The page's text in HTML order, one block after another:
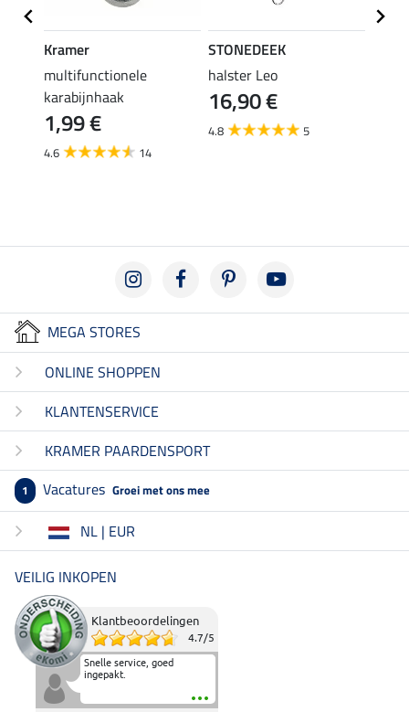
Kramer
multifunctionele
karabijnhaak
1,99 €
4.6 14
STONEDEEK
halster Leo
16,90 €
4.8 5
MEGA STORES
ONLINE SHOPPEN
KLANTENSERVICE
KRAMER PAARDENSPORT
1 Vacatures Groei met ons mee
NL | EUR
VEILIG INKOPEN
Klantbeoordelingen
4.7/5
Snelle service, goed
ingepakt.